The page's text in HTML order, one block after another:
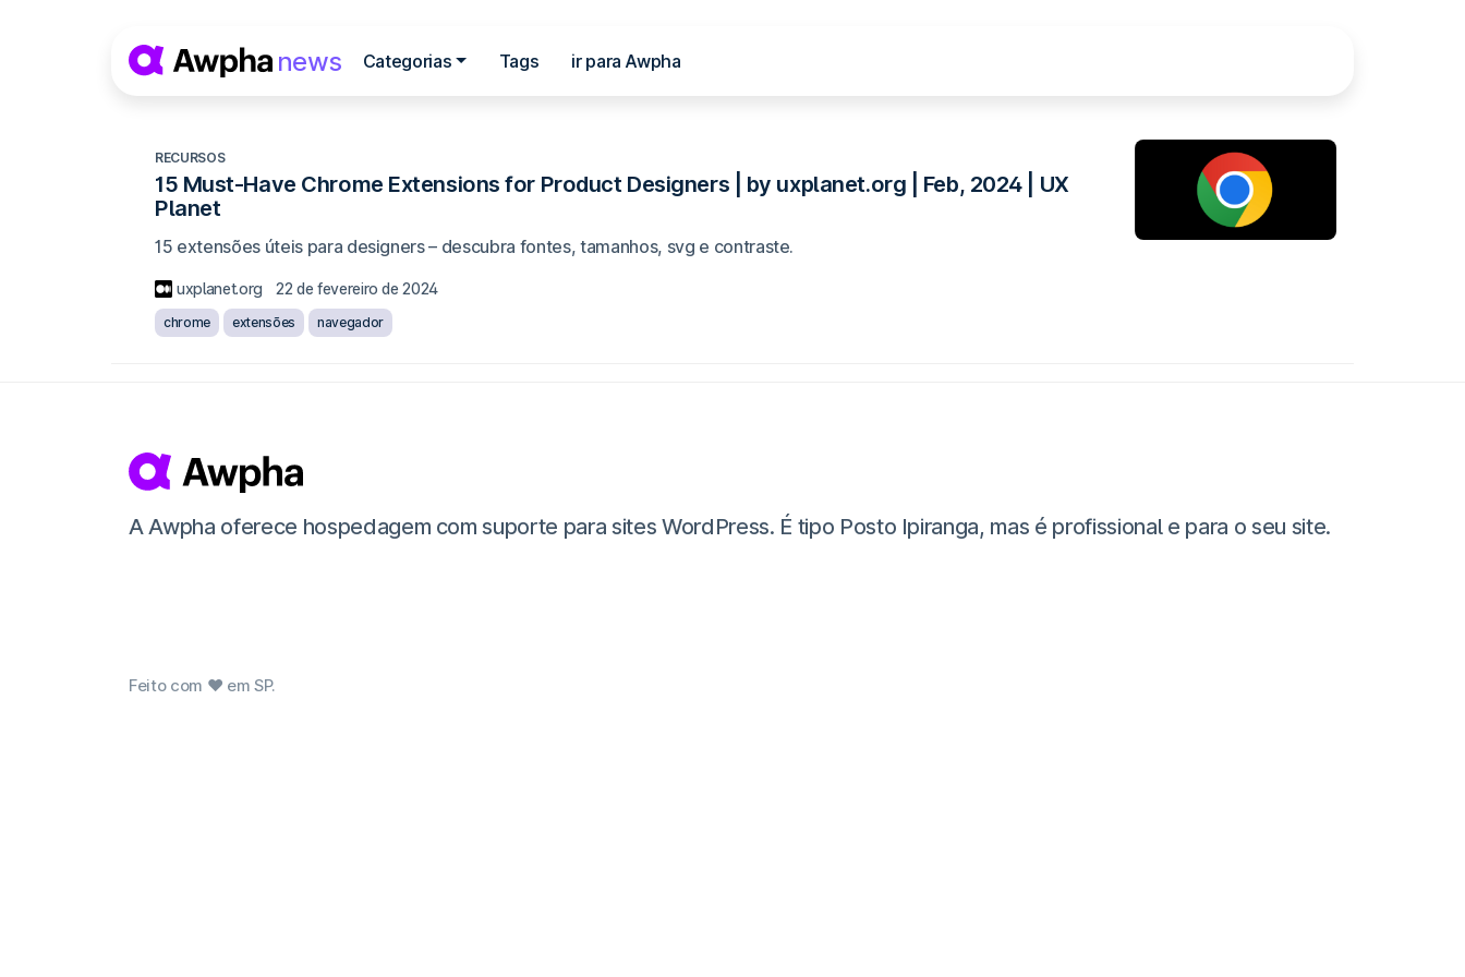
RECURSOS
15 Must-Have Chrome Extensions for Product Designers | by uxplanet.org | Feb, 2024 | UX
Planet
15 extensões úteis para designers – descubra fontes, tamanhos, svg e contraste.
uxplanet.org 22 de fevereiro de 2024
chrome extensões navegador
Navegação principal
news Categorias Tags ir para Awpha
A Awpha oferece hospedagem com suporte para sites WordPress. É tipo Posto Ipiranga, mas é profissional e para o seu site.
Feito com ❤ em SP.